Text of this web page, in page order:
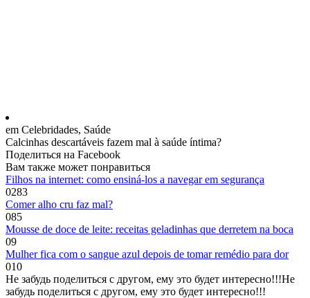
em Celebridades, Saúde
Calcinhas descartáveis fazem mal à saúde íntima?
Поделиться на Facebook
Вам также может понравиться
Filhos na internet: como ensiná-los a navegar em segurança
0283
Comer alho cru faz mal?
085
Mousse de doce de leite: receitas geladinhas que derretem na boca
09
Mulher fica com o sangue azul depois de tomar remédio para dor
010
Не забудь поделиться с другом, ему это будет интересно!!!Не
забудь поделиться с другом, ему это будет интересно!!!